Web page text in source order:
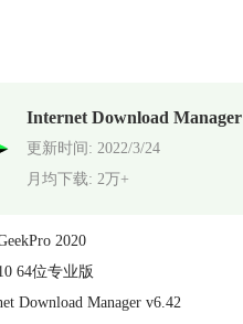
Internet Download Manager
更新时间: 2022/3/24
月均下载: 2万+
2020
64位专业版
Download Manager v6.42